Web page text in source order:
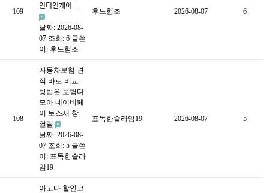
109
인디언게이…
날짜: 2026-08-
07 조회: 6 글쓴
이: 후느험조
후느험조 2026-08-07 6
108
자동차보험 견
적 바로 비교
방법은 보험다
모아 네이버페
이 토스새 창
열림
날짜: 2026-08-
07 조회: 5 글쓴
이: 표독한슬라
임19
표독한슬라임19 2026-08-07 5
아고다 할인코